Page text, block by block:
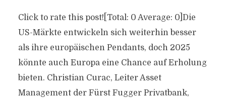
Click to rate this post![Total: 0 Average: 0]Die
US-Märkte entwickeln sich weiterhin besser
als ihre europäischen Pendants, doch 2025
könnte auch Europa eine Chance auf Erholung
bieten. Christian Curac, Leiter Asset
Management der Fürst Fugger Privatbank,